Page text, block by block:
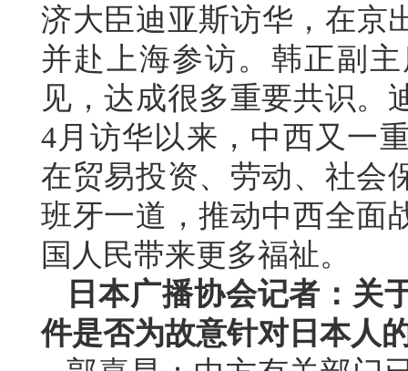
济大臣迪亚斯访华，在京
并赴上海参访。韩正副
见，达成很多重要共识。
4月访华以来，中西又一
在贸易投资、劳动、社会
班牙一道，推动中西全面
国人民带来更多福祉。
日本广播协会记者：关
件是否为故意针对日本人